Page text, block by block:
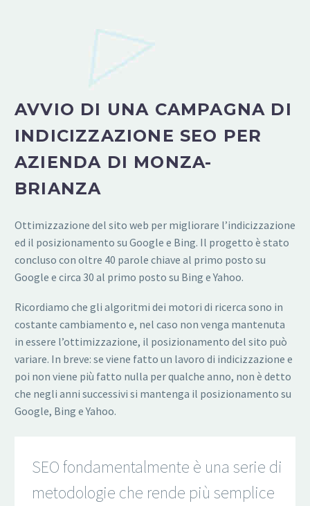
AVVIO DI UNA CAMPAGNA DI
INDICIZZAZIONE SEO PER
AZIENDA DI MONZA-
BRIANZA
Ottimizzazione del sito web per migliorare l’indicizzazione
ed il posizionamento su Google e Bing. Il progetto è stato
concluso con oltre 40 parole chiave al primo posto su
Google e circa 30 al primo posto su Bing e Yahoo.
Ricordiamo che gli algoritmi dei motori di ricerca sono in
costante cambiamento e, nel caso non venga mantenuta
in essere l’ottimizzazione, il posizionamento del sito può
variare. In breve: se viene fatto un lavoro di indicizzazione e
poi non viene più fatto nulla per qualche anno, non è detto
che negli anni successivi si mantenga il posizionamento su
Google, Bing e Yahoo.
SEO fondamentalmente è una serie di
metodologie che rende più semplice